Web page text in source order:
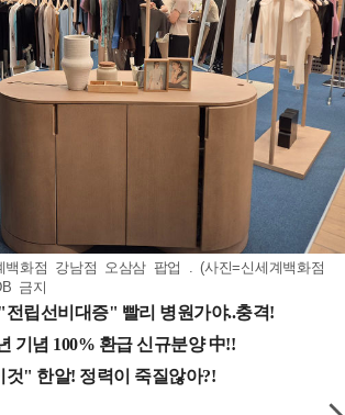
백화점 강남점 오삼삼 팝업 . (사진=신세계백화점
금지